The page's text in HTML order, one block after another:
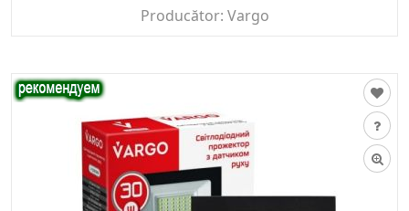
Producător: Vargo